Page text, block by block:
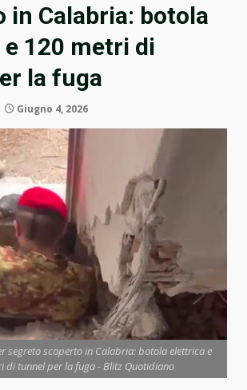
in Calabria: botola
120 metri di
la fuga
Giugno 4, 2026
segreto scoperto in Calabria: botola elettrica e
di tunnel per la fuga - Blitz Quotidiano